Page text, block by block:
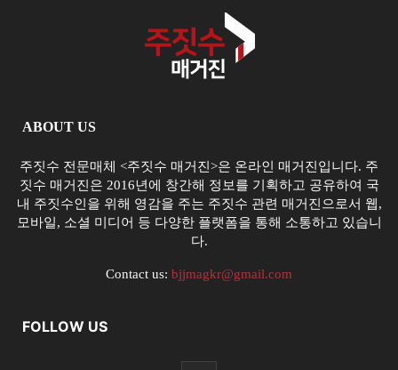
ABOUT US
주짓수 전문매체 <주짓수 매거진>은 온라인 매거진입니다. 주
짓수 매거진은 2016년에 창간해 정보를 기획하고 공유하여 국
내 주짓수인을 위해 영감을 주는 주짓수 관련 매거진으로서 웹,
모바일, 소셜 미디어 등 다양한 플랫폼을 통해 소통하고 있습니
다.
Contact us: bjjmagkr@gmail.com
FOLLOW US